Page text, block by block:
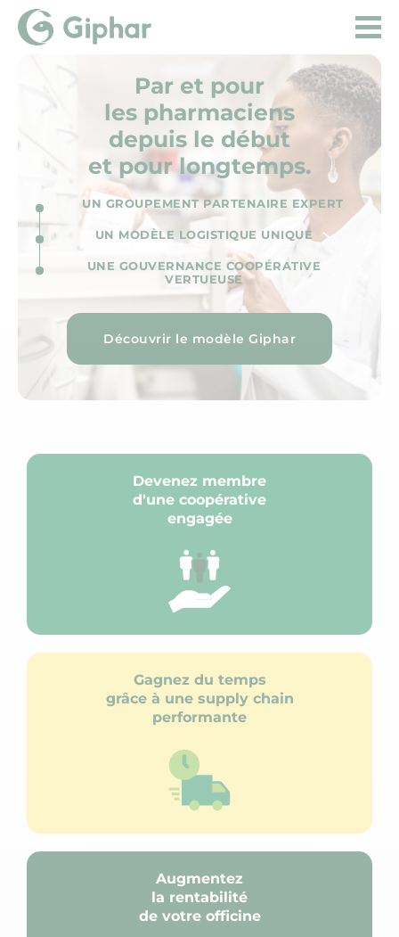
Par et pour
les pharmaciens
depuis le début
et pour longtemps.
UN GROUPEMENT PARTENAIRE EXPERT
UN MODÈLE LOGISTIQUE UNIQUE
UNE GOUVERNANCE COOPÉRATIVE
VERTUEUSE
Découvrir le modèle Giphar
Devenez membre
d'une coopérative
engagée
Gagnez du temps
grâce à une supply chain
performante
Augmentez
la rentabilité
de votre officine